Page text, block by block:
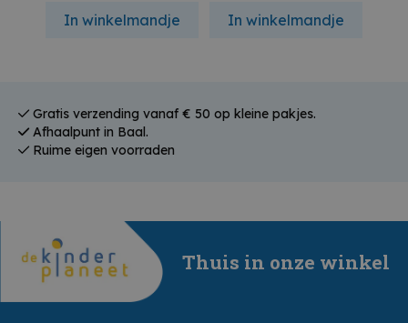
In winkelmandje In winkelmandje
Gratis verzending vanaf € 50 op kleine pakjes.
Afhaalpunt in Baal.
Ruime eigen voorraden
Thuis in onze winkel